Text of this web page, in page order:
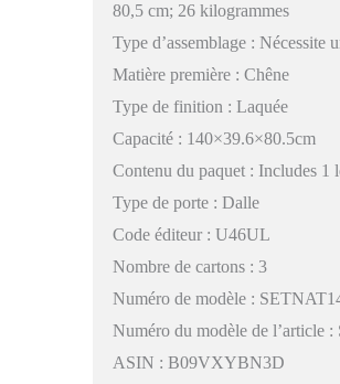
80,5 cm; 26 kilogrammes
Type d’assemblage : Nécessite
Matière première : Chêne
Type de finition : Laquée
Capacité : 140×39.6×80.5cm
Contenu du paquet : Includes 1
Type de porte : Dalle
Code éditeur : U46UL
Nombre de cartons : 3
Numéro de modèle :
Numéro du modèle de l’article
ASIN : B09VXYBN3D